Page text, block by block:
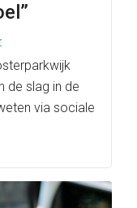
de slag in de
via sociale